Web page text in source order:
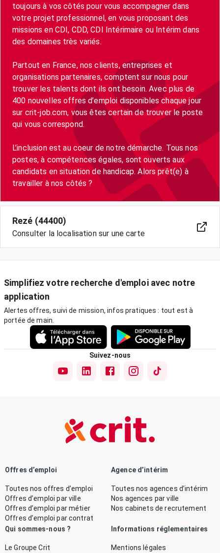
toujours à vos côtés pour vous accompagner dans
votre projet professionnel, en vous proposant des
missions en CDI, CDD, CDI Intérimaire ou Intérim dans
des domaines très variés.
Partout en France, nos clients, entreprises et
organisations partenaires, comptent sur nous pour
trouver les talents dont ils ont besoin. Avec plus de
400 nouvelles offres d’emploi disponibles chaque jour
sur crit-job.com, vous êtes certain de trouver le poste
qui vous correspond.
L’inclusion est au coeur de notre démarche. Tous nos
postes, à compétences égales, sont ouverts aux
candidats en situation de handicap. Alors prêt(e) à
travailler à nos côtés ?
Rezé (44400)
Consulter la localisation sur une carte
Simplifiez votre recherche d'emploi avec notre
application
Alertes offres, suivi de mission, infos pratiques : tout est à
portée de main.
Suivez-nous
Offres d’emploi
Toutes nos offres d’emploi
Offres d’emploi par ville
Offres d’emploi par métier
Offres d’emploi par contrat
Agence d’intérim
Toutes nos agences d’intérim
Nos agences par ville
Nos cabinets de recrutement
Qui sommes-nous ?
Le Groupe Crit
Informations réglementaires
Mentions légales